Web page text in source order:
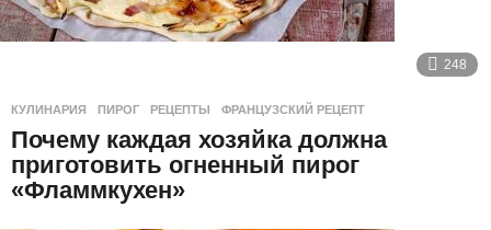
248
КУЛИНАРИЯ ПИРОГ ,РЕЦЕПТЫ ,ФРАНЦУЗСКИЙ РЕЦЕПТ
Почему каждая хозяйка должна
приготовить огненный пирог
«Фламмкухен»